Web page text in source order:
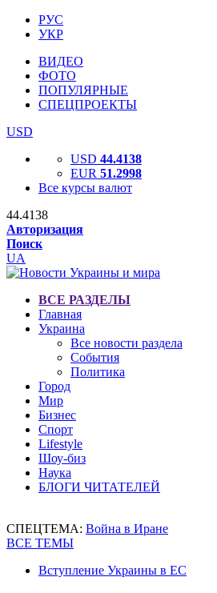
РУС
УКР
ВИДЕО
ФОТО
ПОПУЛЯРНЫЕ
СПЕЦПРОЕКТЫ
USD
USD 44.4138
EUR 51.2998
Все курсы валют
44.4138
Авторизация
Поиск
UA
ВСЕ РАЗДЕЛЫ
Главная
Украина
Все новости раздела
События
Политика
Город
Мир
Бизнес
Спорт
Lifestyle
Шоу-биз
Наука
БЛОГИ ЧИТАТЕЛЕЙ
СПЕЦТЕМА: Война в Иране
ВСЕ ТЕМЫ
Вступление Украины в ЕС